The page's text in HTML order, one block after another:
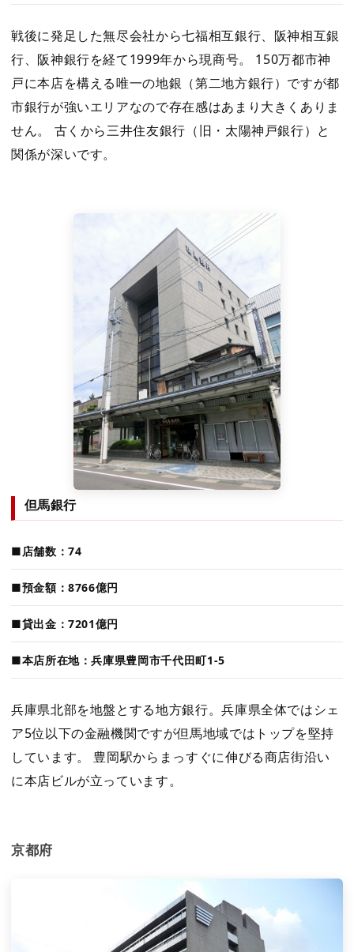
戦後に発足した無尽会社から七福相互銀行、阪神相互銀
行、阪神銀行を経て1999年から現商号。 150万都市神
戸に本店を構える唯一の地銀（第二地方銀行）ですが都
市銀行が強いエリアなので存在感はあまり大きくありま
せん。 古くから三井住友銀行（旧・太陽神戸銀行）と
関係が深いです。
但馬銀行
■店舗数：74
■預金額：8766億円
■貸出金：7201億円
■本店所在地：兵庫県豊岡市千代田町1-5
兵庫県北部を地盤とする地方銀行。兵庫県全体ではシェ
ア5位以下の金融機関ですが但馬地域ではトップを堅持
しています。 豊岡駅からまっすぐに伸びる商店街沿い
に本店ビルが立っています。
京都府